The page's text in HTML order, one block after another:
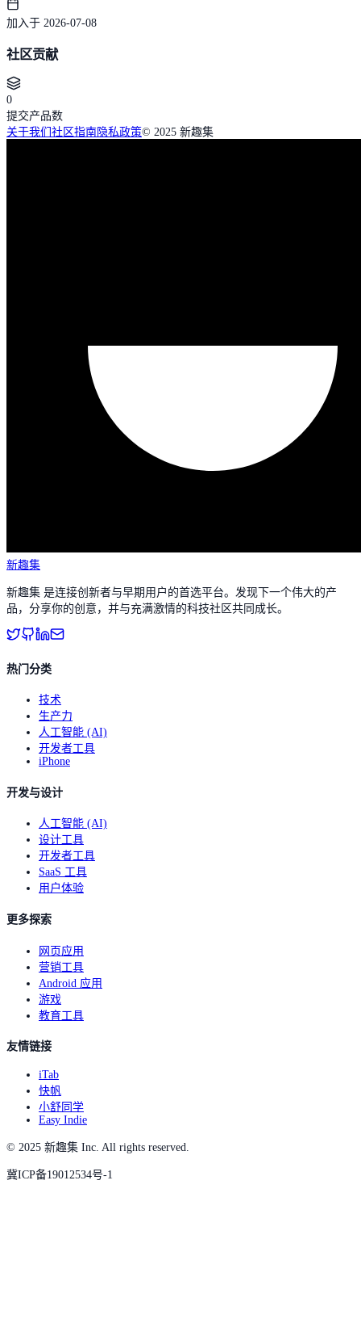
加入于 2026-07-08
社区贡献
0
提交产品数
关于我们 社区指南隐私政策© 2025 新趣集
新趣集
新趣集 是连接创新者与早期用户的首选平台。发现下一个伟大的产
品，分享你的创意，并与充满激情的科技社区共同成长。
热门分类
技术
生产力
人工智能 (AI)
开发者工具
iPhone
开发与设计
人工智能 (AI)
设计工具
开发者工具
SaaS 工具
用户体验
更多探索
网页应用
营销工具
Android 应用
游戏
教育工具
友情链接
iTab
快帆
小舒同学
Easy Indie
© 2025 新趣集 Inc. All rights reserved.
冀ICP备19012534号-1